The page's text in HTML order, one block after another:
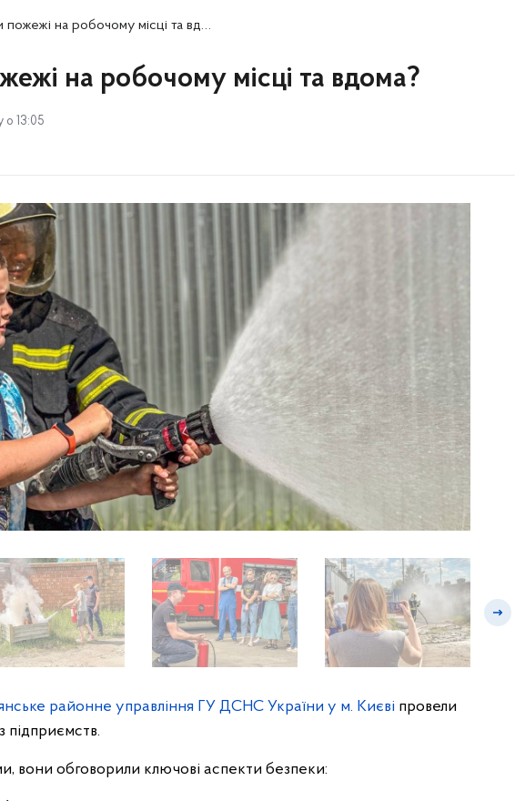
на робочому місці та вдома?
на робочому місці та вдома?
о 13:05
районне управління ГУ ДСНС України у м. Києві провели
підприємств.
вони обговорили ключові аспекти безпеки: